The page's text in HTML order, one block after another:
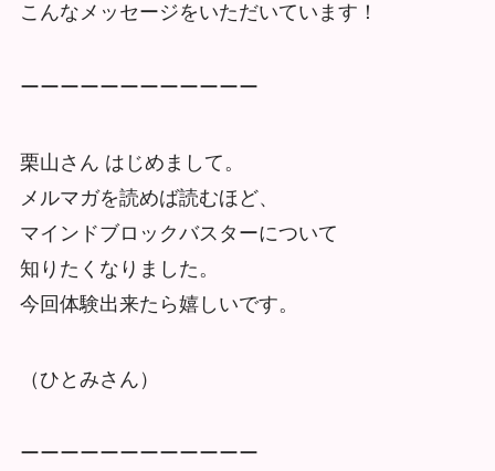
こんなメッセージをいただいています！
ーーーーーーーーーーーー
栗山さん はじめまして。
メルマガを読めば読むほど、
マインドブロックバスターについて
知りたくなりました。
今回体験出来たら嬉しいです。
（ひとみさん）
ーーーーーーーーーーーー